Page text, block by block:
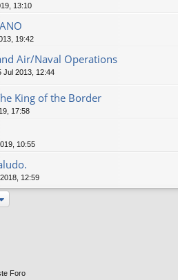
13:10
19:42
Air/Naval Operations
Jul 2013, 12:44
King of the Border
17:58
10:55
12:59
Foro